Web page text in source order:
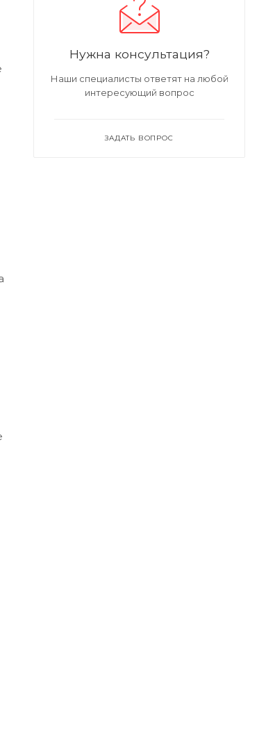
Нужна консультация?
Наши специалисты ответят на любой
интересующий вопрос
ЗАДАТЬ ВОПРОС